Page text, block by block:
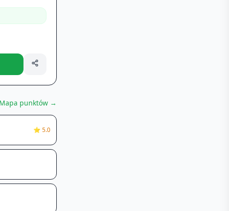
Mapa punktów →
⭐ 5.0